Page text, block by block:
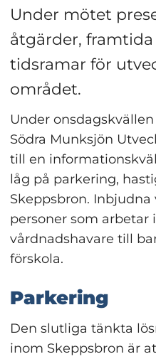
Under mötet
åtgärder,
tidsramar för
området.
Under
Södra Munksjön
till en
låg på parkering,
Skeppsbron.
personer som arbetar
vårdnadshavare till
förskola.
Parkering
Den slutliga tänkta
inom Skeppsbron är